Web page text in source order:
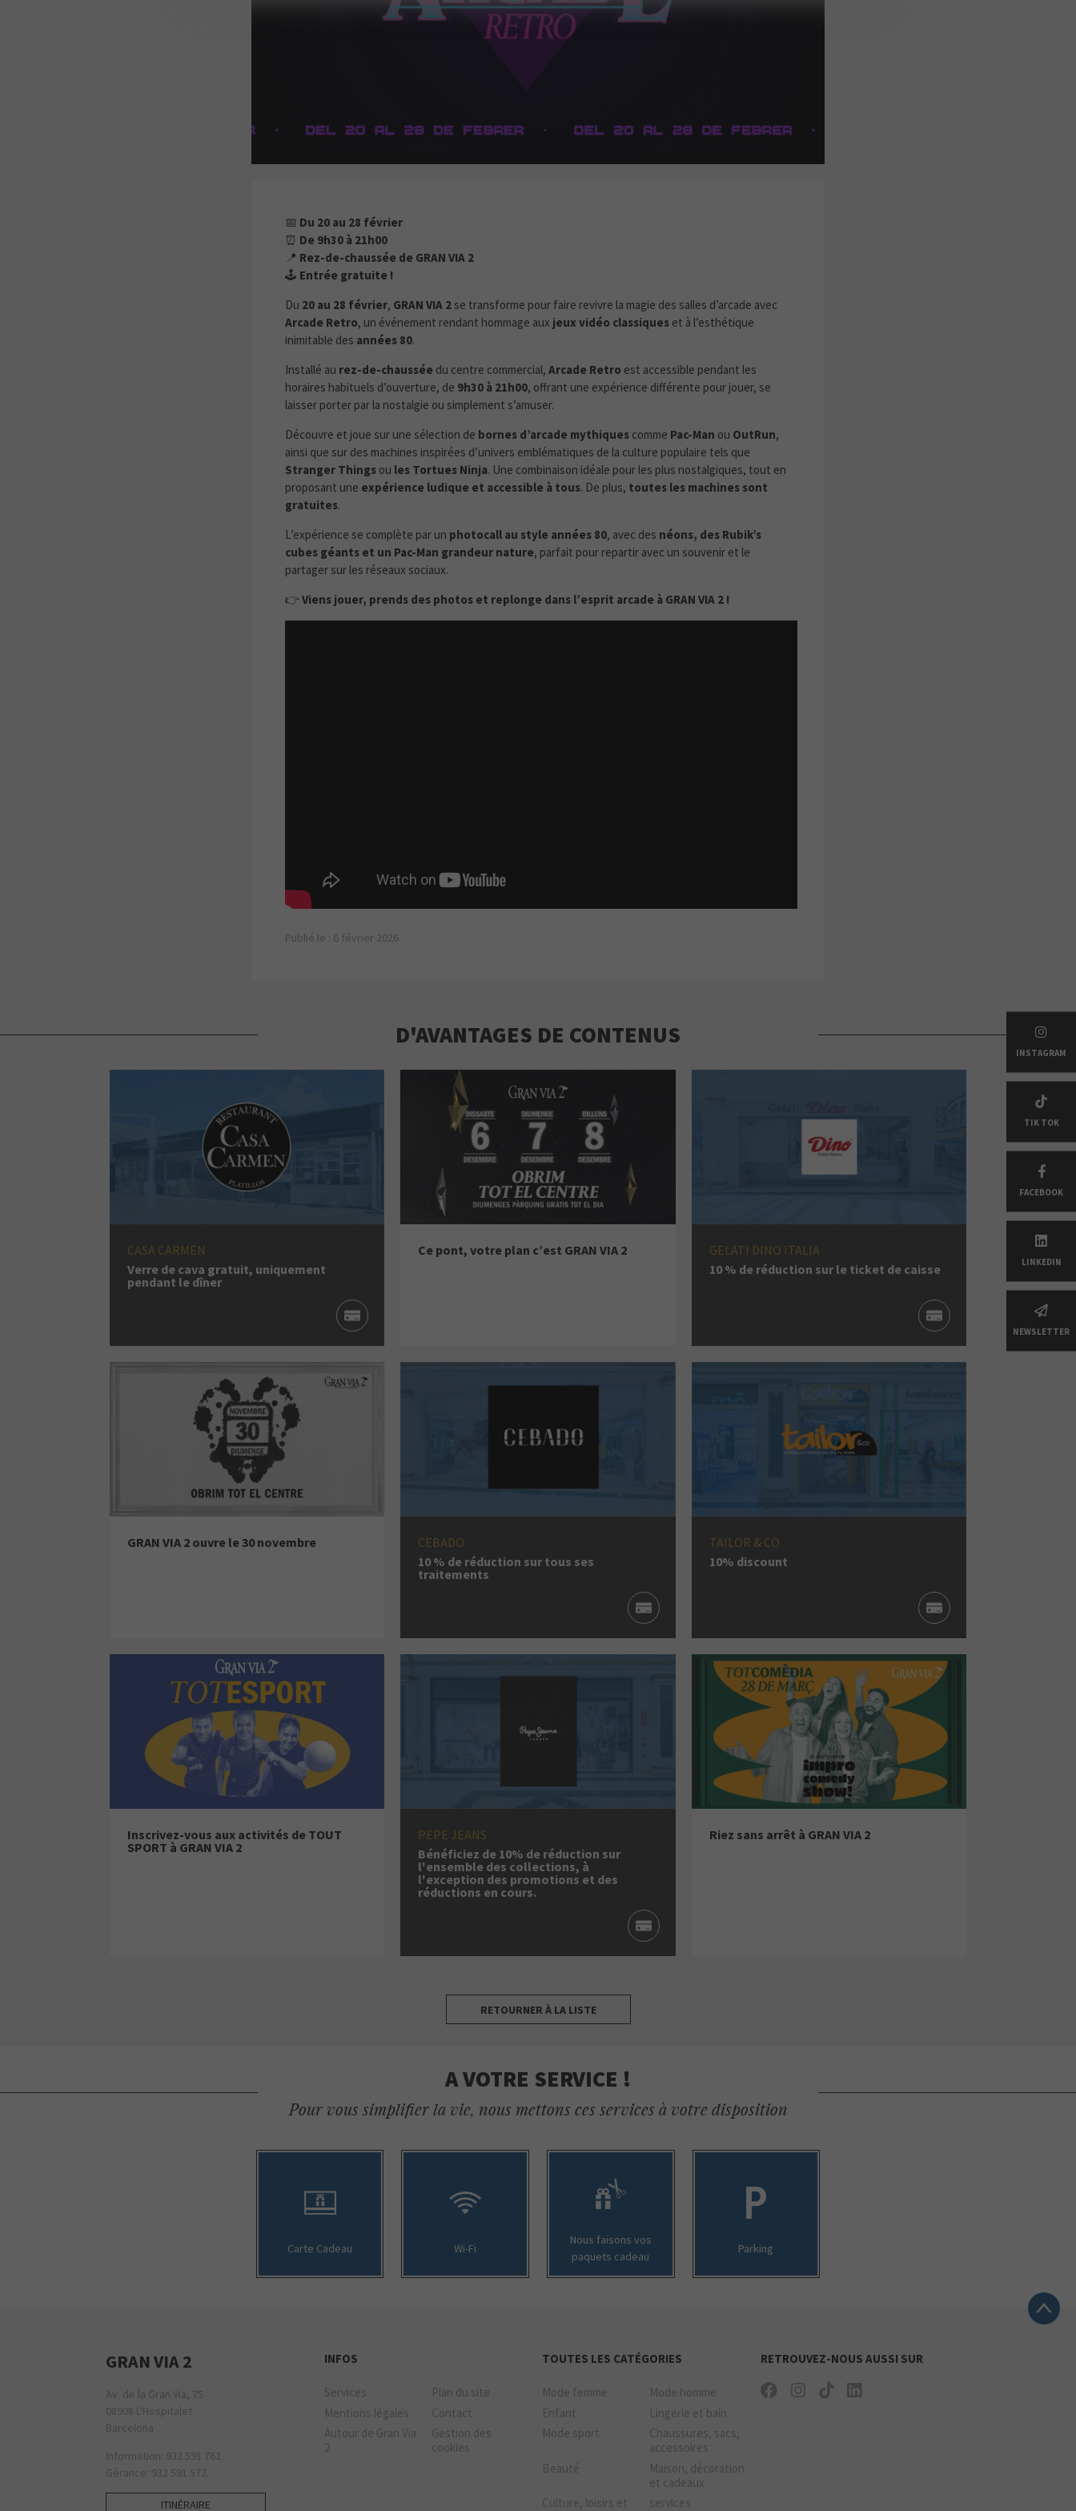
L’UNIVERS ARCADE RETRO T’ATTEND À GRAN VIA 2
📅 Du 20 au 28 février
⏰ De 9h30 à 21h00
📍 Rez-de-chaussée de GRAN VIA 2
🕹️ Entrée gratuite !
Du 20 au 28 février, GRAN VIA 2se transforme pour faire revivre la magie des salles d’arcade avec
Arcade Retro, un événement rendant hommage aux jeux vidéo classiqueset à l’esthétique
inimitable des années 80.
Installé au rez-de-chaussée du centre commercial, Arcade Retro est accessible pendant les
horaires habituels d’ouverture, de 9h30 à 21h00, offrant une expérience différente pour jouer, se
laisser porter par la nostalgie ou simplement s’amuser.
Découvre et joue sur une sélection de bornes d’arcade mythiquescomme Pac-Man ou OutRun,
ainsi que sur des machines inspirées d’univers emblématiques de la culture populaire tels que
Stranger Thingsou les Tortues Ninja. Une combinaison idéale pour les plus nostalgiques, tout en
proposant une expérience ludique et accessible à tous. De plus, toutes les machines sont
gratuites.
L’expérience se complète par un photocall au style années 80, avec des néons, des Rubik’s
cubes géants et un Pac-Man grandeur nature, parfait pour repartir avec un souvenir et le
partager sur les réseaux sociaux.
👉Viens jouer, prends des photos et replonge dans l’esprit arcade à GRAN VIA 2 !
Publié le : 6 février 2026
D'AVANTAGES DE CONTENUS
CASA CARMEN
Verre de cava gratuit, uniquement
pendant le dîner
Ce pont, votre plan c’est GRAN VIA 2
GELATI DINO ITALIA
10 % de réduction sur le ticket de caisse
GRAN VIA 2 ouvre le 30 novembre
CEBADO
10 % de réduction sur tous ses
traitements
TAILOR & CO
10% discount
Inscrivez-vous aux activités de TOUT
SPORT à GRAN VIA 2
PEPE JEANS
Bénéficiez de 10% de réduction sur
l'ensemble des collections, à
l'exception des promotions et des
réductions en cours.
Riez sans arrêt à GRAN VIA 2
RETOURNER À LA LISTE
A VOTRE SERVICE !
Pour vous simplifier la vie, nous mettons ces services à votre disposition
Carte Cadeau Wi-Fi
Nous faisons vos
paquets cadeau
Parking
INSTAGRAM
TIK TOK
FACEBOOK
LINKEDIN
NEWSLETTER
GRAN VIA 2
Av. de la Gran Via, 75
08908 L'Hospitalet
Barcelona
Information: 932 591 762.
Gérance: 932 591 572.
ITINÉRAIRE
INFOS
Services
Plan du site
Mentions légales
Contact
Autour de Gran Via
2
Gestion des
cookies
TOUTES LES CATÉGORIES
Mode femme
Mode homme
Enfant
Lingerie et bain
Mode sport
Chaussures, sacs,
accessoires
Beauté
Maison, décoration
et cadeaux
Culture, loisirs et
services
RETROUVEZ-NOUS AUSSI SUR